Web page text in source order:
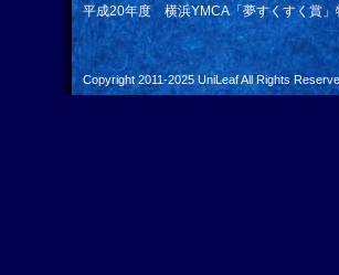
平成20年度 横浜YMCA「夢すくすく賞」
Copyright 2011-2025 UniLeafAll Rights